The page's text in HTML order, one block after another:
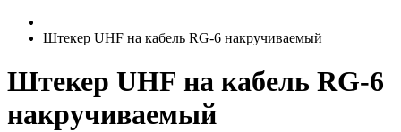
Штекер UHF на кабель RG-6 накручиваемый
Штекер UHF на кабель RG-6
накручиваемый